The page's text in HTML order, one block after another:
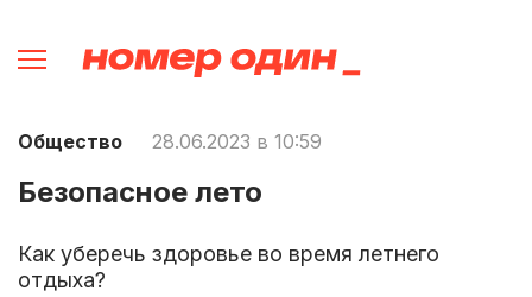
Общество 28.06.2023 в 10:59
Безопасное лето
Как уберечь здоровье во время летнего
отдыха?